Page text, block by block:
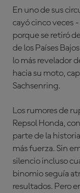
En uno de sus
cayó cinco veces
porque se retiró
de los Países
lo más revelador
hacia su moto,
Sachsenring.
Los rumores de
Repsol Honda,
parte de la
más fuerza. Sin
silencio incluso
binomio seguía
resultados. Pero